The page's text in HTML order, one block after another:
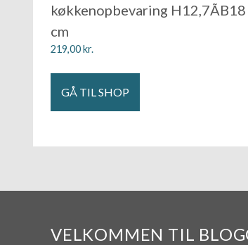
køkkenopbevaring H12,7ÃB18
cm
219,00kr.
GÅ TIL SHOP
VELKOMMEN TIL